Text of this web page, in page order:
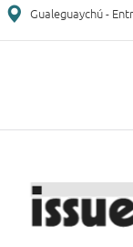
Gualeguaychú -